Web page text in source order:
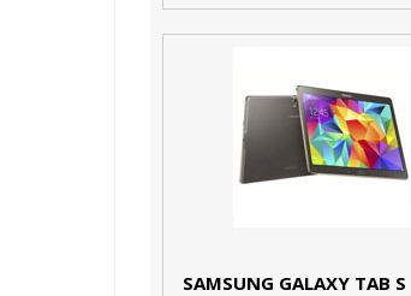
SAMSUNG GALAXY TAB S